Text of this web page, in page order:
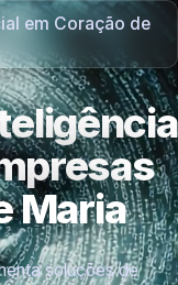
em Coração de
Maria
soluções de